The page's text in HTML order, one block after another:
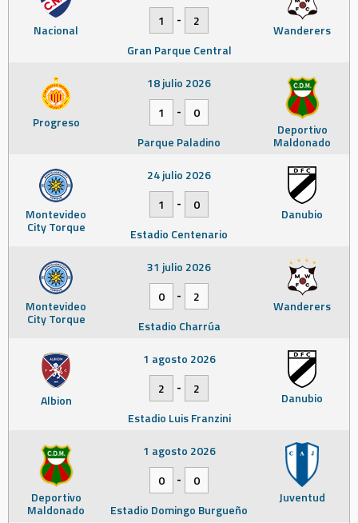
Nacional Wanderers
1
-
2
Gran Parque Central
Progreso Deportivo
Maldonado
18 julio 2026
1
-
0
Parque Paladino
Montevideo
City Torque
Danubio
24 julio 2026
1
-
0
Estadio Centenario
Montevideo
City Torque
Wanderers
31 julio 2026
0
-
2
Estadio Charrúa
Albion Danubio
1 agosto 2026
2
-
2
Estadio Luis Franzini
Deportivo
Maldonado
Juventud
1 agosto 2026
0
-
0
Estadio Domingo Burgueño